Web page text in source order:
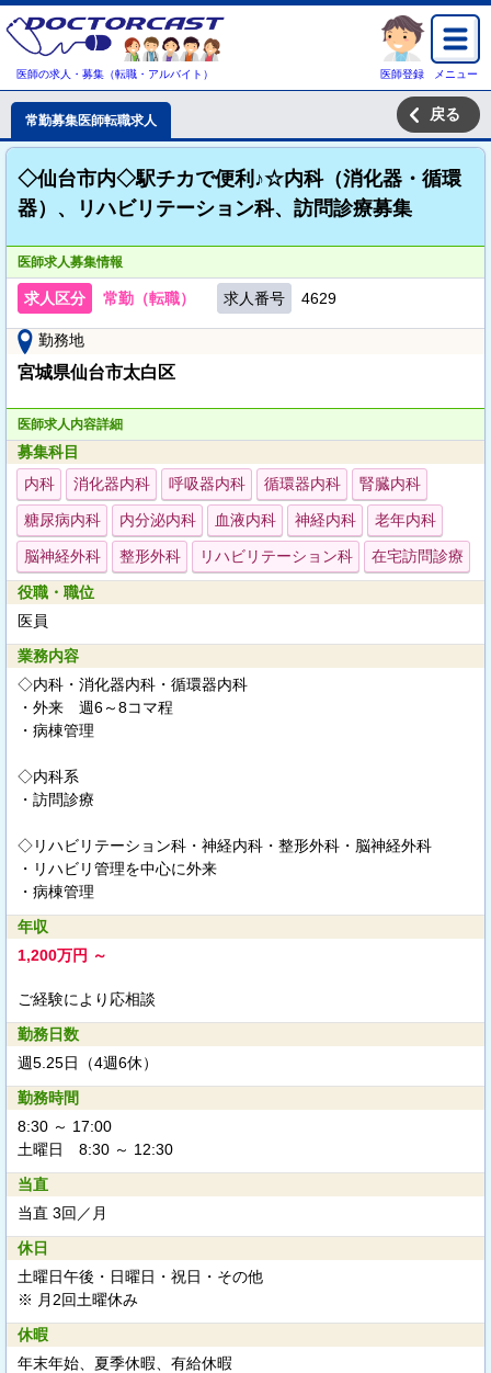
医師の求人・募集（転職・アルバイト） 医師登録 メニュー
常勤募集医師転職求人 戻る
◇仙台市内◇駅チカで便利♪☆内科（消化器・循環
器）、リハビリテーション科、訪問診療募集
医師求人募集情報
求人区分 常勤（転職） 求人番号 4629
勤務地
宮城県仙台市太白区
医師求人内容詳細
募集科目
内科
消化器内科 呼吸器内科 循環器内科 腎臓内科
糖尿病内科 内分泌内科 血液内科 神経内科 老年内科
脳神経外科 整形外科 リハビリテーション科 在宅訪問診療
役職・職位
医員
業務内容
◇内科・消化器内科・循環器内科
・外来 週6～8コマ程
・病棟管理
◇内科系
・訪問診療
◇リハビリテーション科・神経内科・整形外科・脳神経外科
・リハビリ管理を中心に外来
・病棟管理
年収
1,200万円 ～
ご経験により応相談
勤務日数
週5.25日（4週6休）
勤務時間
8:30 ～ 17:00
土曜日 8:30 ～ 12:30
当直
当直 3回／月
休日
土曜日午後・日曜日・祝日・その他
※ 月2回土曜休み
休暇
年末年始、夏季休暇、有給休暇